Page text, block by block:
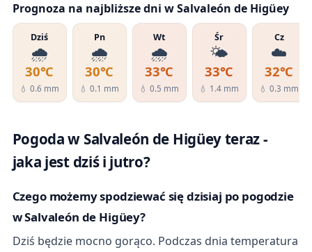
Prognoza na najbliższe dni w Salvaleón de Higüey
Dziś
🌧️
30℃
💧 0.6 mm
Pn
🌧️
30℃
💧 0.1 mm
Wt
🌧️
33℃
💧 0.5 mm
Śr
🌤️
33℃
💧 1.4 mm
Cz
☁️
32℃
💧 0.3 mm
Pogoda w Salvaleón de Higüey teraz -
jaka jest dziś i jutro?
Czego możemy spodziewać się dzisiaj po pogodzie
w Salvaleón de Higüey?
Dziś będzie mocno gorąco. Podczas dnia temperatura